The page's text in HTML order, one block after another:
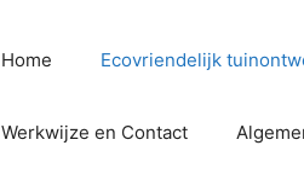
Home Ecovriendelijk
Werkwijze en Contact